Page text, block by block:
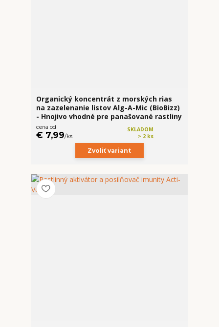
Organický koncentrát z morských rias
na zazelenanie listov Alg-A-Mic (BioBizz)
- Hnojivo vhodné pre panašované rastliny
cena od
€ 7,99/ks
SKLADOM
> 2 ks
Zvoliť variant